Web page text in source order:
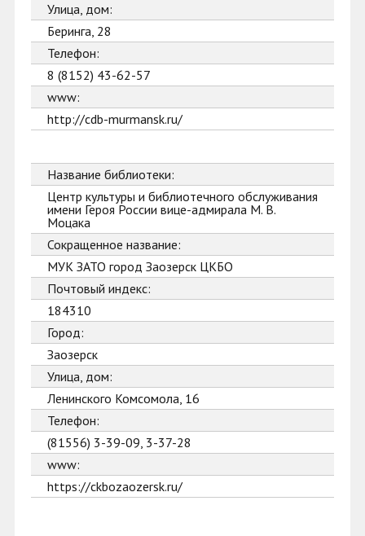
Улица, дом:
Беринга, 28
Телефон:
8 (8152) 43-62-57
www:
http://cdb-murmansk.ru/
Название библиотеки:
Центр культуры и библиотечного обслуживания
имени Героя России вице-адмирала М. В.
Моцака
Сокращенное название:
МУК ЗАТО город Заозерск ЦКБО
Почтовый индекс:
184310
Город:
Заозерск
Улица, дом:
Ленинского Комсомола, 16
Телефон:
(81556) 3-39-09, 3-37-28
www:
https://ckbozaozersk.ru/